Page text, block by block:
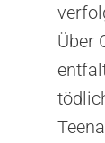
Über